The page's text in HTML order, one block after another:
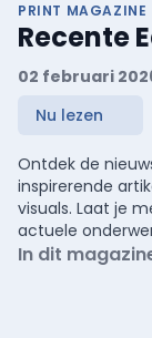
PRINT MAGAZINE
Recente
02 februari
Nu lezen
Ontdek de
inspirerende
visuals. Laat je
actuele
In dit